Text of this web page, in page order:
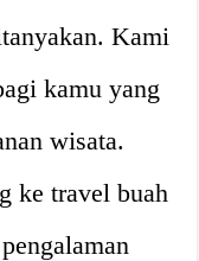
Kami
kamu yang
wisata.
ke travel buah